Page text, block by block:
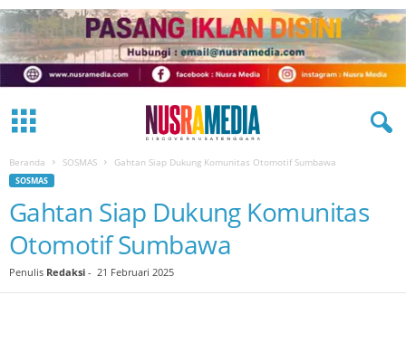
Beranda SOSMAS Gahtan Siap Dukung Komunitas Otomotif Sumbawa
SOSMAS
Gahtan Siap Dukung Komunitas
Otomotif Sumbawa
Penulis Redaksi - 21 Februari 2025